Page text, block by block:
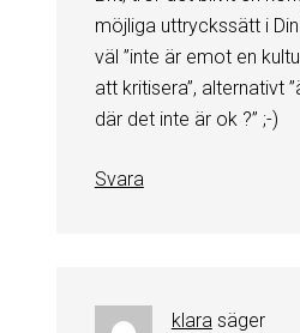
möjliga uttryckssätt i
väl ”inte är emot en
att kritisera”, alternativt
där det inte är ok ?” ;-)
Svara
klara säger